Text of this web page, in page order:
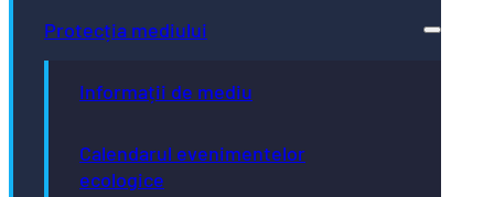
Protecția mediului
Informații de mediu
Calendarul evenimentelor
ecologice